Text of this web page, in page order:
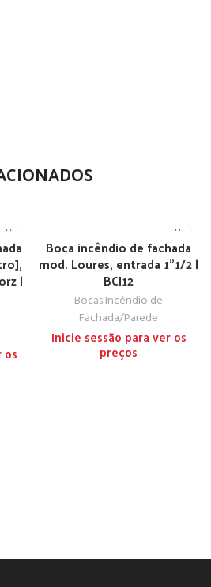
|
os
Boca incêndio de fachada
mod. Loures, entrada 1”1/2 |
BCI12
Bocas Incêndio de
Fachada/Parede
Inicie sessão para ver os
preços